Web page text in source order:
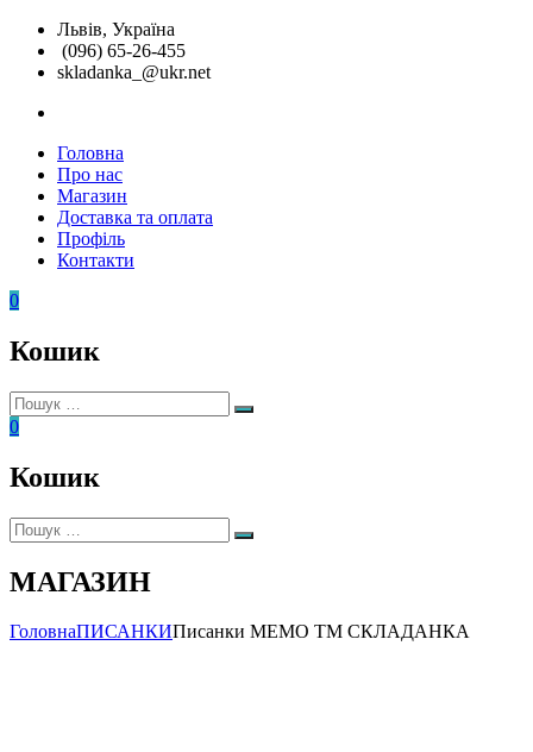
Перейти
вмісту
Львів, Україна
(096) 65-26-455
skladanka_@ukr.net
Складанка
Унікальні
розвиваючі
іграшки
Головна
Про нас
Магазин
Доставка та оплата
Профіль
Контакти
0
Кошик
Пошук:
Пошук
0
Кошик
Пошук:
Пошук
МАГАЗИН
ГоловнаПИСАНКИПисанки МЕМО ТМ СКЛАДАНКА